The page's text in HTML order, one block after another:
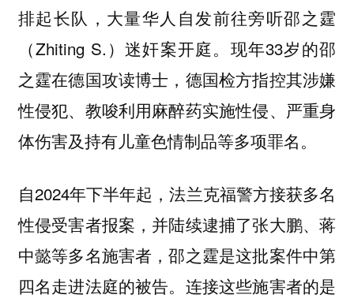
排起长队，大量华人自发前往旁听邵之霆
（Zhiting S.）迷奸案开庭。现年33岁的邵
之霆在德国攻读博士，德国检方指控其涉嫌
性侵犯、教唆利用麻醉药实施性侵、严重身
体伤害及持有儿童色情制品等多项罪名。
自2024年下半年起，法兰克福警方接获多名
性侵受害者报案，并陆续逮捕了张大鹏、蒋
中懿等多名施害者，邵之霆是这批案件中第
四名走进法庭的被告。连接这些施害者的是